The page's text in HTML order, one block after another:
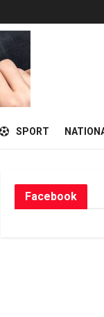
SPORT
Facebook